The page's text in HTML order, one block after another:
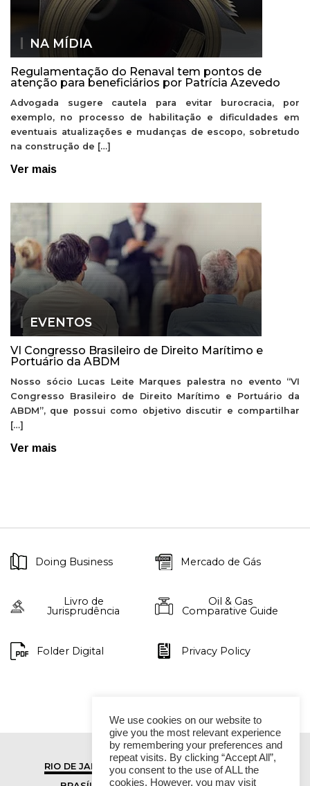
NA MÍDIA
Regulamentação do Renaval tem pontos de
atenção para beneficiários por Patrícia Azevedo
Advogada sugere cautela para evitar burocracia, por
exemplo, no processo de habilitação e dificuldades em
eventuais atualizações e mudanças de escopo, sobretudo
na construção de […]
Ver mais
EVENTOS
VI Congresso Brasileiro de Direito Marítimo e
Portuário da ABDM
Nosso sócio Lucas Leite Marques palestra no evento “VI
Congresso Brasileiro de Direito Marítimo e Portuário da
ABDM”, que possui como objetivo discutir e compartilhar
[…]
Ver mais
Doing Business Mercado de Gás
Livro de
Jurisprudência
Oil & Gas
Comparative Guide
Folder Digital Privacy Policy
RIO DE JANEIRO
SÃO PAULO
We use cookies on our website to
give you the most relevant experience
by remembering your preferences and
repeat visits. By clicking “Accept All”,
you consent to the use of ALL the
cookies. However, you may visit